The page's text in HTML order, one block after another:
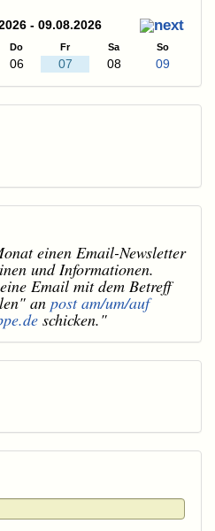
- 09.08.2026
Do Fr Sa So
06 07 08 09
einen Email-Newsletter
und Informationen.
Email mit dem Betreff
an post am/um/auf
schicken."